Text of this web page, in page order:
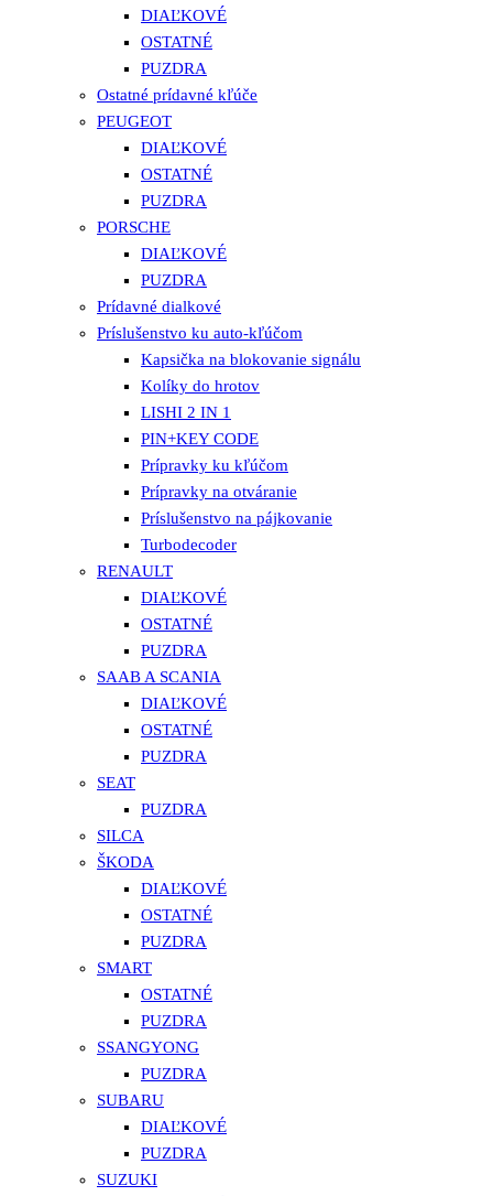
DIAĽKOVÉ
OSTATNÉ
PUZDRA
Ostatné prídavné kľúče
PEUGEOT
DIAĽKOVÉ
OSTATNÉ
PUZDRA
PORSCHE
DIAĽKOVÉ
PUZDRA
Prídavné dialkové
Príslušenstvo ku auto-kľúčom
Kapsička na blokovanie signálu
Kolíky do hrotov
LISHI 2 IN 1
PIN+KEY CODE
Prípravky ku kľúčom
Prípravky na otváranie
Príslušenstvo na pájkovanie
Turbodecoder
RENAULT
DIAĽKOVÉ
OSTATNÉ
PUZDRA
SAAB A SCANIA
DIAĽKOVÉ
OSTATNÉ
PUZDRA
SEAT
PUZDRA
SILCA
ŠKODA
DIAĽKOVÉ
OSTATNÉ
PUZDRA
SMART
OSTATNÉ
PUZDRA
SSANGYONG
PUZDRA
SUBARU
DIAĽKOVÉ
PUZDRA
SUZUKI